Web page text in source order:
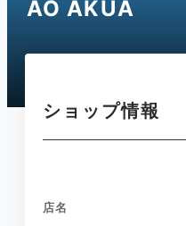
AO AKUA
ショップ情報
店名